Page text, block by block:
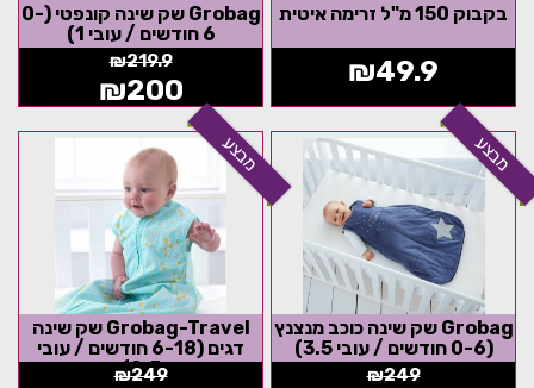
בקבוק 150 מ"ל זרימה איטית
₪49.9
Grobag שק שינה קונפטי (0-
6 חודשים / עובי 1)
₪219.9
₪200
מבצע
Grobag שק שינה כוכב מנצנץ
(0-6 חודשים / עובי 3.5)
₪249
מבצע
Grobag-Travel שק שינה
דגים (6-18 חודשים / עובי
0.5)
₪249